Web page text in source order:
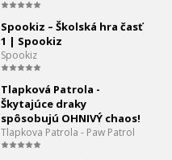
Spookiz – Školská hra časť
1 | Spookiz
Spookiz
Tlapková Patrola -
Škytajúce draky
spôsobujú OHNIVÝ chaos!
Tlapkova Patrola - Paw Patrol